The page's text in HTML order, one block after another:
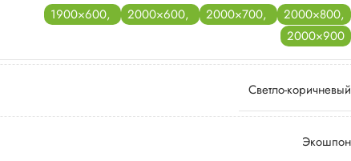
1900×600, 2000×600, 2000×700, 2000×800,
2000×900
Светло-коричневый
Экошпон